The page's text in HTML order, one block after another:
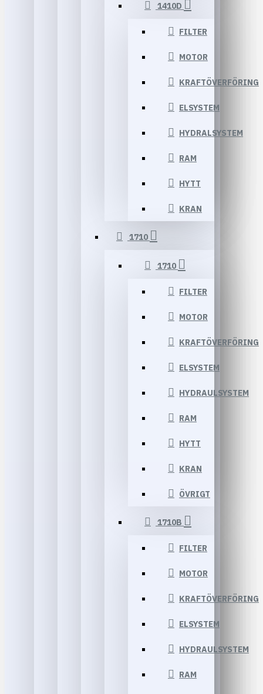
1410D
FILTER
MOTOR
KRAFTÖVERFÖRING
ELSYSTEM
HYDRALSYSTEM
RAM
HYTT
KRAN
1710
1710
FILTER
MOTOR
KRAFTÖVERFÖRING
ELSYSTEM
HYDRAULSYSTEM
RAM
HYTT
KRAN
ÖVRIGT
1710B
FILTER
MOTOR
KRAFTÖVERFÖRING
ELSYSTEM
HYDRAULSYSTEM
RAM